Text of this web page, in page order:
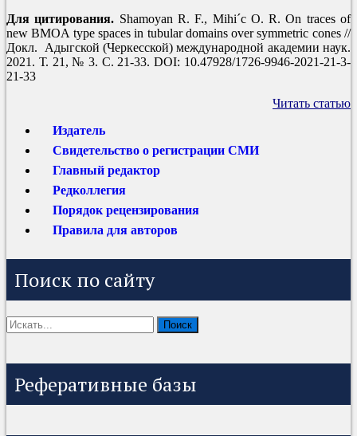
Для цитирования. Shamoyan R. F., Mihi´c O. R. On traces of
new BMOA type spaces in tubular domains over symmetric cones //
Докл. Адыгской (Черкесской) международной академии наук.
2021. Т. 21, № 3. C. 21-33. DOI: 10.47928/1726-9946-2021-21-3-
21-33
Читать статью
Издатель
Свидетельство о регистрации СМИ
Главный редактор
Редколлегия
Порядок рецензирования
Правила для авторов
Поиск по сайту
Реферативные базы